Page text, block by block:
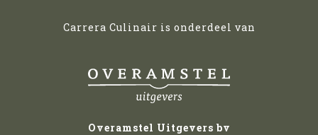
Carrera Culinair is onderdeel van
Overamstel Uitgevers bv